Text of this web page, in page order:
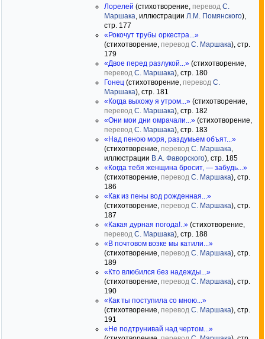
Лорелей (стихотворение, перевод С.
Маршака , иллюстрации Л.М. Помянского),
стр. 177
«Рокочут трубы оркестра...»
(стихотворение, перевод С. Маршака), стр.
179
«Двое перед разлукой...» (стихотворение,
перевод С. Маршака), стр. 180
Гонец (стихотворение, перевод С.
Маршака), стр. 181
«Когда выхожу я утром...» (стихотворение,
перевод С. Маршака), стр. 182
«Они мои дни омрачали...» (стихотворение,
перевод С. Маршака), стр. 183
«Над пеною моря, раздумьем объят...»
(стихотворение, перевод С. Маршака
иллюстрации В.А. Фаворского), стр. 185
«Когда тебя женщина бросит, — забудь...»
(стихотворение, перевод С. Маршака), стр.
186
«Как из пены вод рожденная...»
(стихотворение, перевод С. Маршака), стр.
187
«Какая дурная погода!..» (стихотворение,
перевод С. Маршака), стр. 188
«В почтовом возке мы катили...»
(стихотворение, перевод С. Маршака), стр.
189
«Кто влюбился без надежды...»
(стихотворение, перевод С. Маршака), стр.
190
«Как ты поступила со мною...»
(стихотворение, перевод С. Маршака), стр.
191
«Не подтрунивай над чертом...»